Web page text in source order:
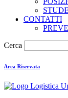
CONTATTI
Cerca
Area Riservata